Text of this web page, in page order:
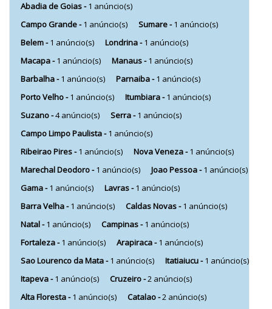
Abadia de Goias -1 anúncio(s)
Campo Grande -1 anúncio(s) Sumare -1 anúncio(s)
Belem -1 anúncio(s) Londrina -1 anúncio(s)
Macapa -1 anúncio(s) Manaus -1 anúncio(s)
Barbalha -1 anúncio(s) Parnaiba -1 anúncio(s)
Porto Velho -1 anúncio(s) Itumbiara -1 anúncio(s)
Suzano -4 anúncio(s) Serra -1 anúncio(s)
Campo Limpo Paulista -1 anúncio(s)
Ribeirao Pires -1 anúncio(s) Nova Veneza -1 anúncio(s)
Marechal Deodoro -1 anúncio(s) Joao Pessoa -1 anúncio(s)
Gama -1 anúncio(s) Lavras -1 anúncio(s)
Barra Velha -1 anúncio(s) Caldas Novas -1 anúncio(s)
Natal -1 anúncio(s) Campinas -1 anúncio(s)
Fortaleza -1 anúncio(s) Arapiraca -1 anúncio(s)
Sao Lourenco da Mata -1 anúncio(s) Itatiaiucu -1 anúncio(s)
Itapeva -1 anúncio(s) Cruzeiro -2 anúncio(s)
Alta Floresta -1 anúncio(s) Catalao -2 anúncio(s)